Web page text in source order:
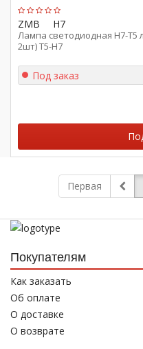
ZMB H7
Лампа светодиодная Н7-Т5
2шт) Т5-Н7
Под заказ
Первая
Покупателям
Как заказать
Об оплате
О доставке
О возврате